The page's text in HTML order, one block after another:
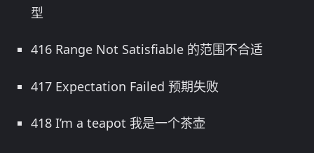
型
416 Range Not Satisfiable 的范围不合适
417 Expectation Failed 预期失败
418 I’m a teapot 我是一个茶壶